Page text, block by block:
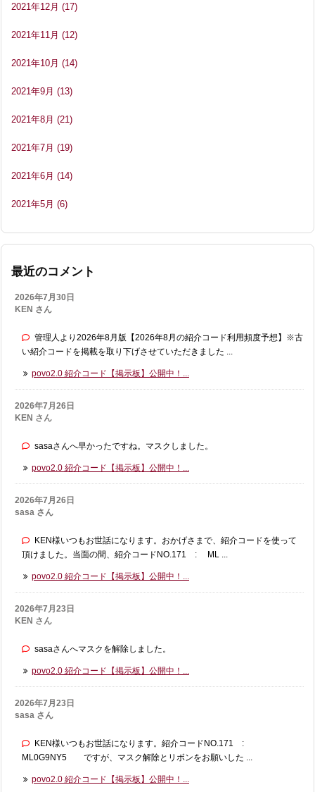
2021年12月 (17)
2021年11月 (12)
2021年10月 (14)
2021年9月 (13)
2021年8月 (21)
2021年7月 (19)
2021年6月 (14)
2021年5月 (6)
最近のコメント
2026年7月30日
KEN さん
管理人より2026年8月版【2026年8月の紹介コード利用頻度予想】※古
い紹介コードを掲載を取り下げさせていただきました ...
povo2.0 紹介コード【掲示板】公開中！...
2026年7月26日
KEN さん
sasaさんへ早かったですね。マスクしました。
povo2.0 紹介コード【掲示板】公開中！...
2026年7月26日
sasa さん
KEN様いつもお世話になります。おかげさまで、紹介コードを使って
頂けました。当面の間、紹介コードNO.171 : ML ...
povo2.0 紹介コード【掲示板】公開中！...
2026年7月23日
KEN さん
sasaさんへマスクを解除しました。
povo2.0 紹介コード【掲示板】公開中！...
2026年7月23日
sasa さん
KEN様いつもお世話になります。紹介コードNO.171 :
ML0G9NY5 ですが、マスク解除とリボンをお願いした ...
povo2.0 紹介コード【掲示板】公開中！...